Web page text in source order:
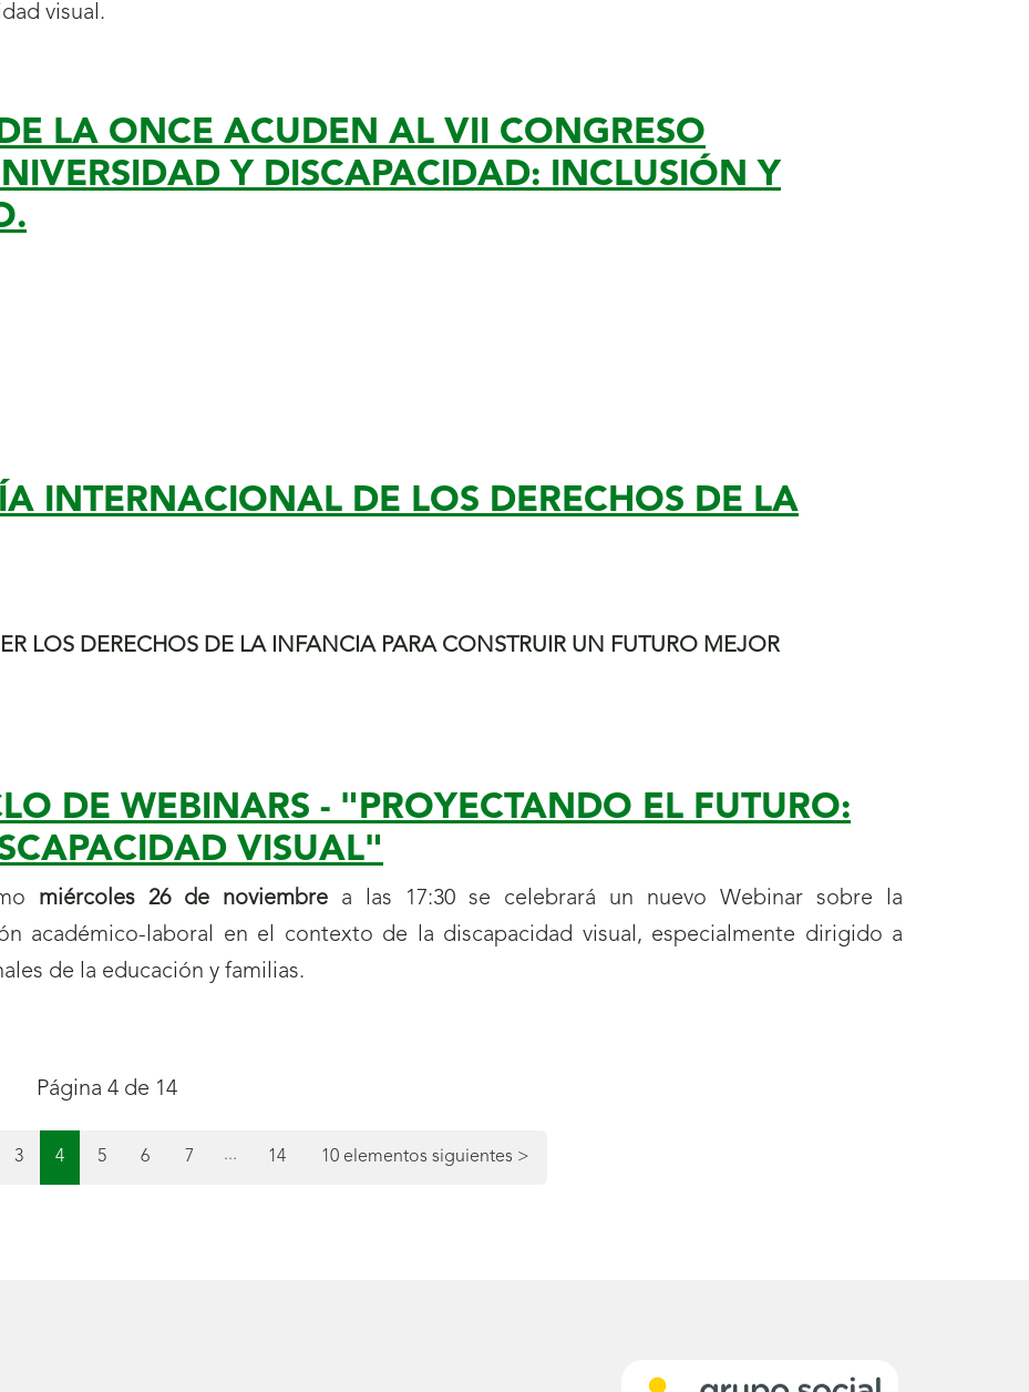
visual.
LA ONCE ACUDEN AL VII CONGRESO
Y DISCAPACIDAD: INCLUSIÓN Y
INTERNACIONAL DE LOS DERECHOS DE LA
LOS DERECHOS DE LA INFANCIA PARA CONSTRUIR UN FUTURO MEJOR
DE WEBINARS - "PROYECTANDO EL FUTURO:
VISUAL"
miércoles 26 de noviembre a las 17:30 se celebrará un nuevo Webinar sobre la
académico-laboral en el contexto de la discapacidad visual, especialmente dirigido a
de la educación y familias.
Página 4 de 14
Página
3 Página
4 Página
5 Página
6 Página
7 ... Página
14 10 elementos siguientes >